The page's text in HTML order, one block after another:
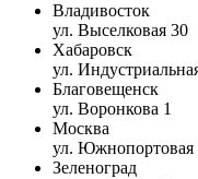
Владивосток
ул. Выселковая 30
Хабаровск
ул.
Благовещенск
ул. Воронкова 1
Москва
ул. Южнопортовая
Зеленоград